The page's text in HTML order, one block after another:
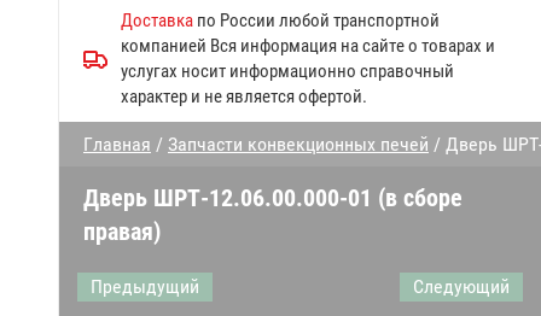
Запчасти к посудомоечным
машинам МПК
Прочие запчасти Abat
Запчасти конвекционных
печей
Запчасти к газовым плитам
Доставка по России любой транспортной
компанией Вся информация на сайте о товарах и
услугах носит информационно справочный
характер и не является офертой.
Главная / Запчасти конвекционных печей / Дверь ШРТ-
Дверь ШРТ-12.06.00.000-01 (в сборе
правая)
Предыдущий Следующий